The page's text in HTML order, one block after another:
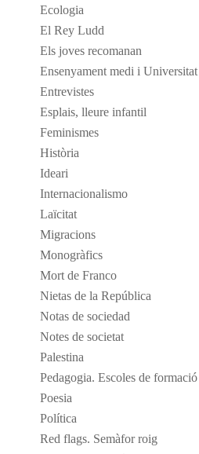
Ecologia
El Rey Ludd
Els joves recomanan
Ensenyament medi i Universitat
Entrevistes
Esplais, lleure infantil
Feminismes
Història
Ideari
Internacionalismo
Laïcitat
Migracions
Monogràfics
Mort de Franco
Nietas de la República
Notas de sociedad
Notes de societat
Palestina
Pedagogia. Escoles de formació
Poesia
Política
Red flags. Semàfor roig